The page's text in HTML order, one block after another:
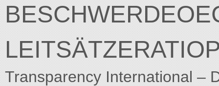
Transparency International –